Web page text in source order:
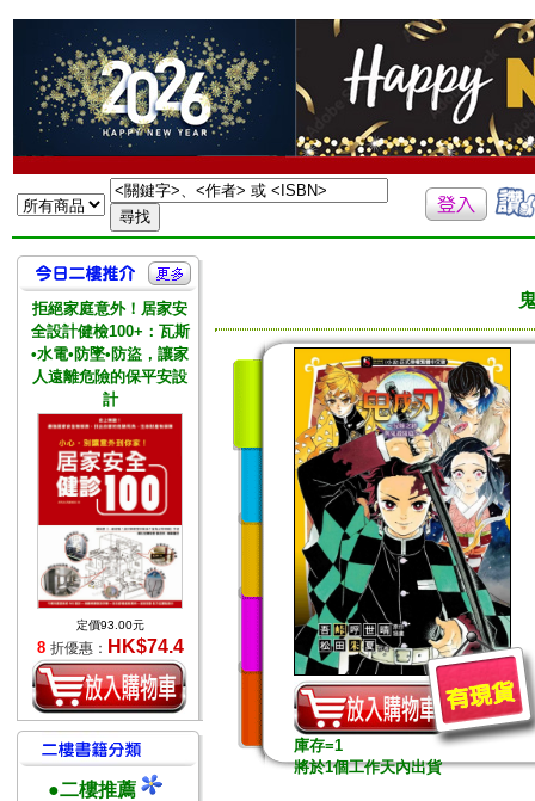
拒絕家庭意外！居家安
全設計健檢100+：瓦斯
•水電•防墜•防盜，讓家
人遠離危險的保平安設
計
定價93.00元
8 折優惠： HK$74.4
●二樓推薦
庫存=1
將於1個工作天內出貨